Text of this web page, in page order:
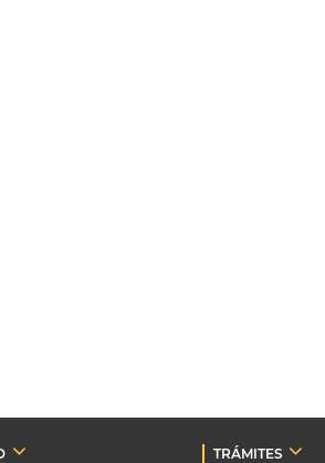
TRÁMITES